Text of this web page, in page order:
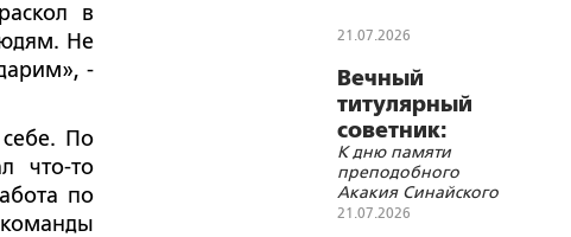
в
Не
-
По
что-то
по
Махмуда
21.07.2026
Вечный
титулярный
советник:
Акакий
Акакиевич
Башмачкин в
К дню памяти
преподобного
Акакия Синайского
(7/20 июля)
21.07.2026